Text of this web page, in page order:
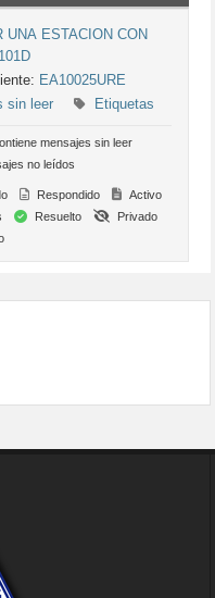
UNA ESTACION CON
EA10025URE
sin leer Etiquetas
mensajes sin leer
no leídos
Respondido
Activo
Resuelto
Privado